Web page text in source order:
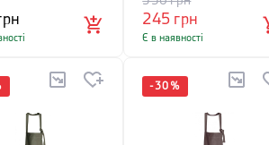
245 грн
Є в наявності
-30 %